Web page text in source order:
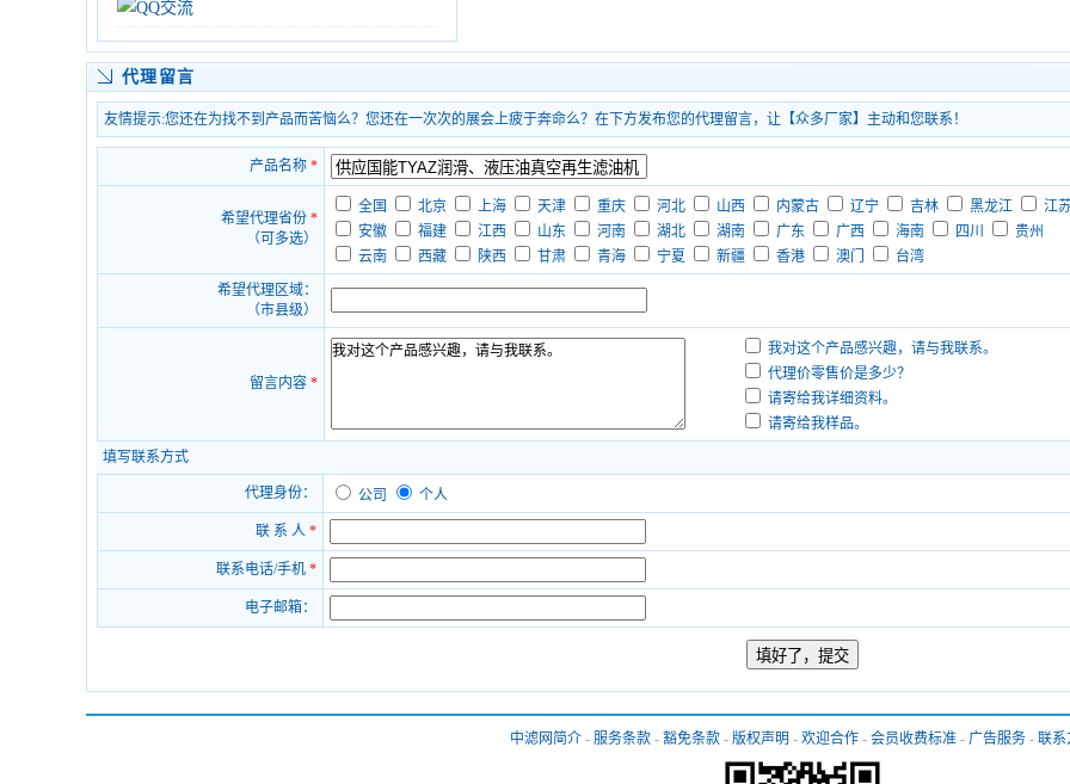
代理留言
友情提示:您还在为找不到产品而苦恼么？您还在一次次的展会上疲于奔命么？在下方发布您的代理留言，让【众多厂家】主动和您联系！
产品名称 *
希望代理省份 *
（可多选）
全国 北京 上海 天津 重庆 河北 山西 内蒙古 辽宁 吉林 黑龙江
江
安徽
福建 江西 山东 河南 湖北 湖南 广东 广西 海南 四川
贵州
云南
西藏 陕西 甘肃 青海 宁夏 新疆 香港 澳门
台湾
希望代理区域：
（市县级）
留言内容 *
我对这个产品感兴趣，请与我联系。
代理价零售价是多少？
请寄给我详细资料。
请寄给我样品。
填写联系方式
代理身份： 公司 个人
联 系 人 *
联系电话/手机 *
电子邮箱：
中滤网简介 - 服务条款 - 豁免条款 - 版权声明 - 欢迎合作 - 会员收费标准 - 广告服务 - 联系